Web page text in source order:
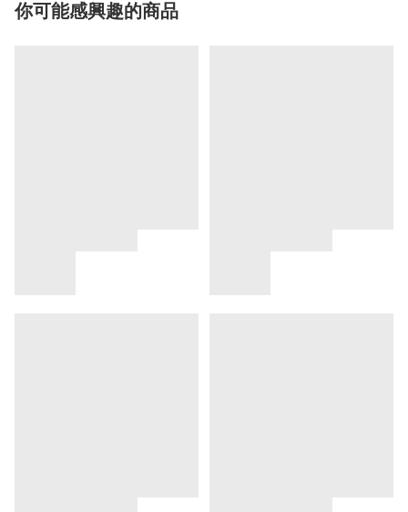
你可能感興趣的商品